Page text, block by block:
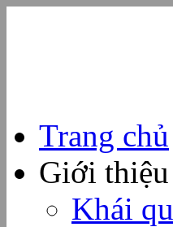
Trang chủ
Giới thiệu
Khái